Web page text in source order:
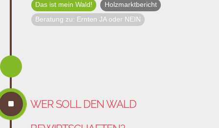
Das ist mein Wald!
Holzmarktbericht
Beratung zu: Ernten JA oder NEIN
^
WER SOLL DEN WALD